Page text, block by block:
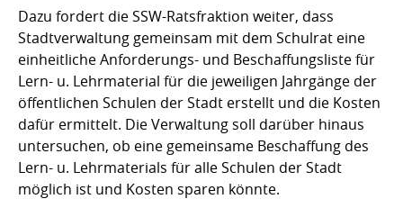
Dazu fordert die SSW-Ratsfraktion weiter, dass
Stadtverwaltung gemeinsam mit dem Schulrat eine
einheitliche Anforderungs- und Beschaffungsliste für
Lern- u. Lehrmaterial für die jeweiligen Jahrgänge der
öffentlichen Schulen der Stadt erstellt und die Kosten
dafür ermittelt. Die Verwaltung soll darüber hinaus
untersuchen, ob eine gemeinsame Beschaffung des
Lern- u. Lehrmaterials für alle Schulen der Stadt
möglich ist und Kosten sparen könnte.